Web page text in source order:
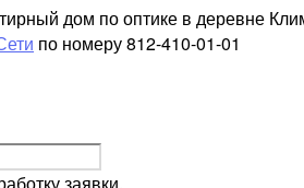
дом по оптике в деревне
по номеру 812-410-01-01